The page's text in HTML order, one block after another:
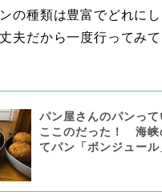
の種類は豊富でどれに
夫だから一度行ってみて
パン屋さんのパンって
ここのだった！ 海峡
てパン「ボンジュール